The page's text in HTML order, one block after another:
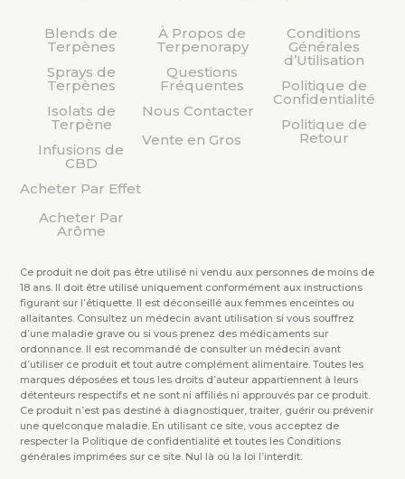
Blends de
Terpènes
Sprays de
Terpènes
Isolats de
Terpène
Infusions de
CBD
Acheter Par Effet
Acheter Par
Arôme
À Propos de
Terpenorapy
Questions
Fréquentes
Nous Contacter
Vente en Gros
Conditions
Générales
d’Utilisation
Politique de
Confidentialité
Politique de
Retour
Ce produit ne doit pas être utilisé ni vendu aux personnes de moins de
18 ans. Il doit être utilisé uniquement conformément aux instructions
figurant sur l’étiquette. Il est déconseillé aux femmes enceintes ou
allaitantes. Consultez un médecin avant utilisation si vous souffrez
d’une maladie grave ou si vous prenez des médicaments sur
ordonnance. Il est recommandé de consulter un médecin avant
d’utiliser ce produit et tout autre complément alimentaire. Toutes les
marques déposées et tous les droits d’auteur appartiennent à leurs
détenteurs respectifs et ne sont ni affiliés ni approuvés par ce produit.
Ce produit n’est pas destiné à diagnostiquer, traiter, guérir ou prévenir
une quelconque maladie. En utilisant ce site, vous acceptez de
respecter la Politique de confidentialité et toutes les Conditions
générales imprimées sur ce site. Nul là où la loi l’interdit.